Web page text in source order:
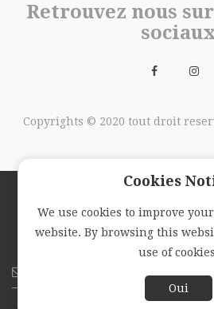
Retrouvez nous
Copyrights © 2020 tout droit
Suivez nous avec
Cookies
We use cookies to improve
website. By browsing this
use of
Oui